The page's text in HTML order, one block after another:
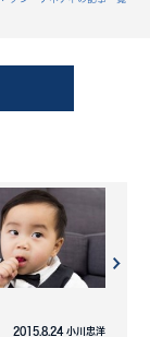
2015.8.24 小川忠洋